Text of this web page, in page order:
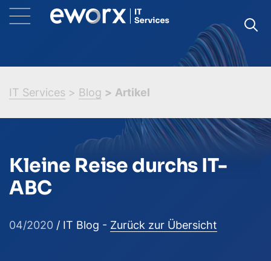
IT Services Blog Artikel
Kleine Reise durchs IT-
ABC
04/2020 / IT Blog - Zurück zur Übersicht